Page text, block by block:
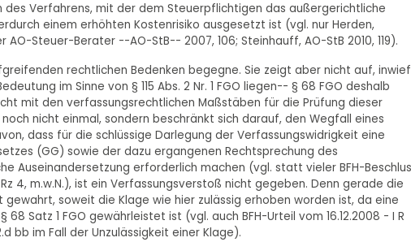
des Verfahrens, mit der dem Steuerpflichtigen das außergerichtliche
einem erhöhten Kostenrisiko ausgesetzt ist (vgl. nur Herden,
Steuer-Berater --AO-StB-- 2007, 106; Steinhauff, AO-StB 2010, 119).
rechtlichen Bedenken begegne. Sie zeigt aber nicht auf,
im Sinne von § 115 Abs. 2 Nr. 1 FGO liegen-- § 68 FGO deshalb
mit den verfassungsrechtlichen Maßstäben für die Prüfung dieser
nicht einmal, sondern beschränkt sich darauf, den Wegfall eines
dass für die schlüssige Darlegung der Verfassungswidrigkeit eine
(GG) sowie der dazu ergangenen Rechtsprechung des
Auseinandersetzung erforderlich machen (vgl. statt vieler BFH-
Rz 4, m.w.N.), ist ein Verfassungsverstoß nicht gegeben. Denn gerade die
soweit die Klage wie hier zulässig erhoben worden ist, da eine
Satz 1 FGO gewährleistet ist (vgl. auch BFH-Urteil vom 16.12.2008 - I R
bb im Fall der Unzulässigkeit einer Klage).